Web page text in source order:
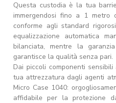
Questa custodia è la tua
immergendosi fino a 1 metro
conforme agli standard
equalizzazione automatica
bilanciata, mentre la
garantisce la qualità senza pari.
Dai piccoli componenti
tua attrezzatura dagli agenti
Micro Case 1040:
affidabile per la protezione